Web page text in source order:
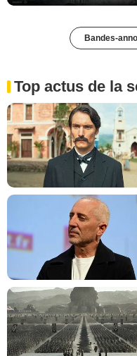
Bandes-
Top actus de la